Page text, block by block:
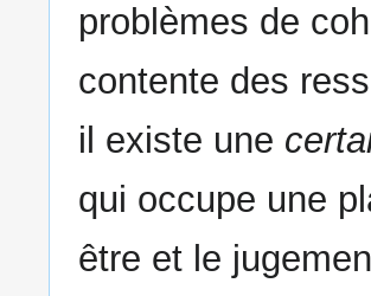
problèmes de
contente des
il existe une
qui occupe une
être et le